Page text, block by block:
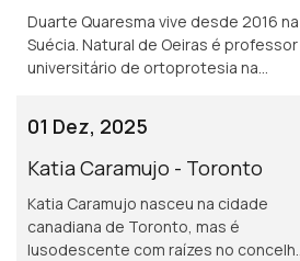
Duarte Quaresma vive desde 2016 na
Suécia. Natural de Oeiras é professor
universitário de ortoprotesia na
dispositivos para mover cotovelos e
mãos em pessoas que tenham sofrido
um AVC.
01 Dez, 2025
Katia Caramujo - Toronto
Katia Caramujo nasceu na cidade
canadiana de Toronto, mas é
lusodescente com raízes no concelho